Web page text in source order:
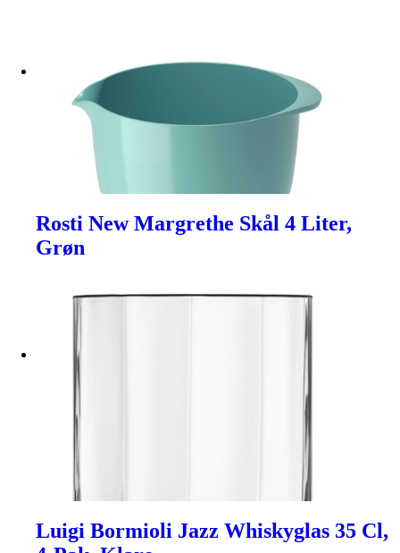
Rosti New Margrethe Skål 4 Liter,
Grøn
Luigi Bormioli Jazz Whiskyglas 35 Cl,